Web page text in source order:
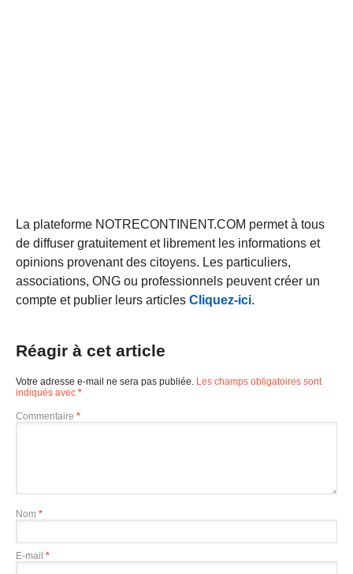
La plateforme NOTRECONTINENT.COM permet à tous
de diffuser gratuitement et librement les informations et
opinions provenant des citoyens. Les particuliers,
associations, ONG ou professionnels peuvent créer un
compte et publier leurs articles Cliquez-ici.
Réagir à cet article
Votre adresse e-mail ne sera pas publiée. Les champs obligatoires sont
indiqués avec *
Commentaire *
Nom *
E-mail *